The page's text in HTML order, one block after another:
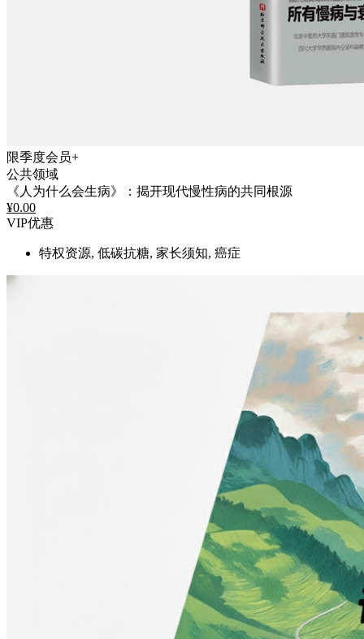
限季度会员+
公共领域
《人为什么会生病》：揭开现代慢性病的共同根源
¥0.00
VIP优惠
特权资源, 低碳抗糖, 家长须知, 癌症